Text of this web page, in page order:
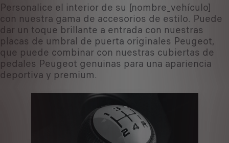
Personalice el interior de su [nombre_vehículo]
con nuestra gama de accesorios de estilo. Puede
dar un toque brillante a entrada con nuestras
placas de umbral de puerta originales Peugeot,
que puede combinar con nuestras cubiertas de
pedales Peugeot genuinas para una apariencia
deportiva y premium.